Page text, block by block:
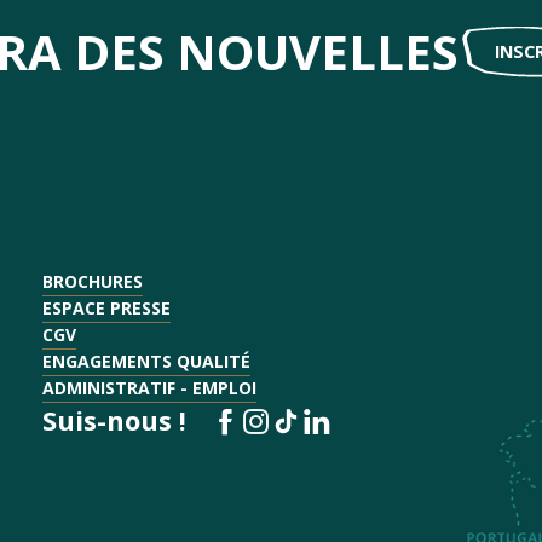
DES NOUVELLES
BROCHURES
ESPACE PRESSE
CGV
ENGAGEMENTS QUALITÉ
ADMINISTRATIF - EMPLOI
Suis-nous !